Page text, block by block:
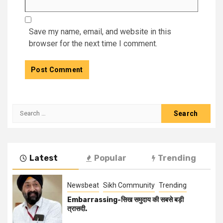
Save my name, email, and website in this
browser for the next time I comment.
Latest Popular Trending
Newsbeat Sikh Community Trending
Embarrassing-सिख समुदाय की सबसे बड़ी
त्रासदी.